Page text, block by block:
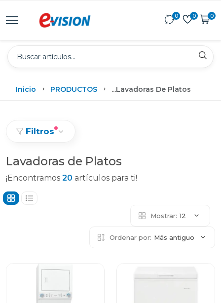
0 0 0
Inicio PRODUCTOS ...Lavadoras De Platos
Filtros
Lavadoras de Platos
¡Encontramos 20 artículos para ti!
Mostrar: 12
Ordenar por: Más antiguo